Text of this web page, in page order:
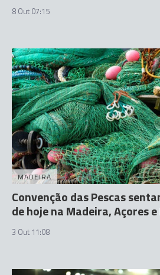
8 Out 07:15
MADEIRA
Convenção das Pescas
de hoje na Madeira, Açores
3 Out 11:08